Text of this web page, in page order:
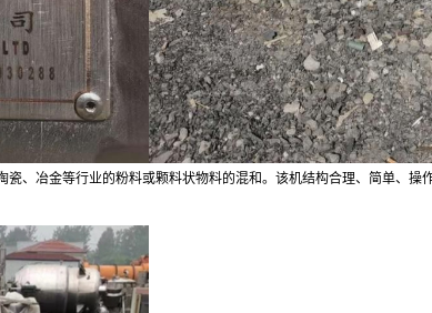
、冶金等行业的粉料或颗料状物料的混和。该机结构合理、简单、操